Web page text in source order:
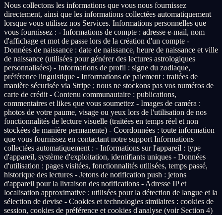
Nous collectons les informations que vous nous fournissez
directement, ainsi que les informations collectées automatiquement
lorsque vous utilisez nos Services. Informations personnelles que
vous fournissez : - Informations de compte : adresse e-mail, nom
d'affichage et mot de passe lors de la création d'un compte -
Données de naissance : date de naissance, heure de naissance et ville
de naissance (utilisées pour générer des lectures astrologiques
personnalisées) - Informations de profil : signe du zodiaque,
préférence linguistique - Informations de paiement : traitées de
manière sécurisée via Stripe ; nous ne stockons pas vos numéros de
carte de crédit - Contenu communautaire : publications,
commentaires et likes que vous soumettez - Images de caméra :
photos de votre paume, visage ou yeux lors de l'utilisation de nos
fonctionnalités de lecture visuelle (traitées en temps réel et non
stockées de manière permanente) - Coordonnées : toute information
que vous fournissez en contactant notre support Informations
collectées automatiquement : - Informations sur l'appareil : type
d'appareil, système d'exploitation, identifiants uniques - Données
d'utilisation : pages visitées, fonctionnalités utilisées, temps passé,
historique des lectures - Jetons de notification push : jetons
d'appareil pour la livraison des notifications - Adresse IP et
localisation approximative : utilisées pour la détection de langue et la
sélection de devise - Cookies et technologies similaires : cookies de
session, cookies de préférence et cookies d'analyse (voir Section 4)